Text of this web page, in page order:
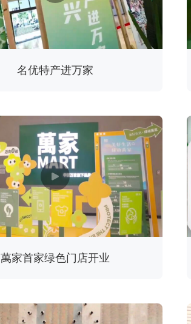
名优特产进万家
萬家首家绿色门店开业